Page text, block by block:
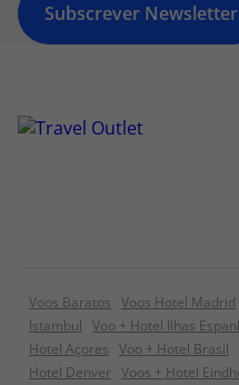
Subscrever Newsletter
Voos Baratos Voos Hotel Madrid
Istambul Voo + Hotel Ilhas
Hotel Açores Voo + Hotel Brasil
Hotel Denver Voos + Hotel